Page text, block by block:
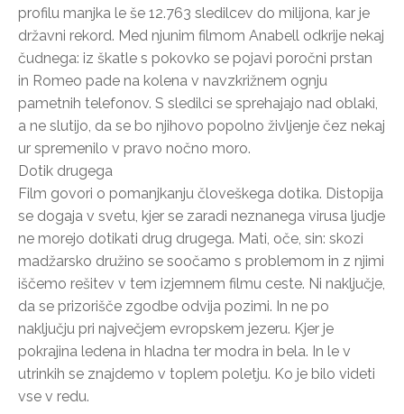
profilu manjka le še 12.763 sledilcev do milijona, kar je
državni rekord. Med njunim filmom Anabell odkrije nekaj
čudnega: iz škatle s pokovko se pojavi poročni prstan
in Romeo pade na kolena v navzkrižnem ognju
pametnih telefonov. S sledilci se sprehajajo nad oblaki,
a ne slutijo, da se bo njihovo popolno življenje čez nekaj
ur spremenilo v pravo nočno moro.
Dotik drugega
Film govori o pomanjkanju človeškega dotika. Distopija
se dogaja v svetu, kjer se zaradi neznanega virusa ljudje
ne morejo dotikati drug drugega. Mati, oče, sin: skozi
madžarsko družino se soočamo s problemom in z njimi
iščemo rešitev v tem izjemnem filmu ceste. Ni naključje,
da se prizorišče zgodbe odvija pozimi. In ne po
naključju pri največjem evropskem jezeru. Kjer je
pokrajina ledena in hladna ter modra in bela. In le v
utrinkih se znajdemo v toplem poletju. Ko je bilo videti
vse v redu.